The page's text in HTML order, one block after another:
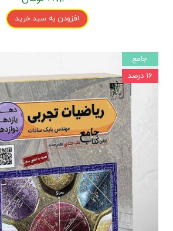
افزودن به سبد خرید
جامع
۱۶ درصد